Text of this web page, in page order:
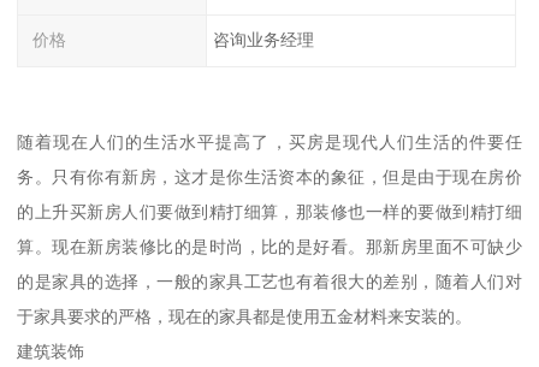
价格 咨询业务经理
随着现在人们的生活水平提高了，买房是现代人们生活的件要任
务。只有你有新房，这才是你生活资本的象征，但是由于现在房价
的上升买新房人们要做到精打细算，那装修也一样的要做到精打细
算。现在新房装修比的是时尚，比的是好看。那新房里面不可缺少
的是家具的选择，一般的家具工艺也有着很大的差别，随着人们对
于家具要求的严格，现在的家具都是使用五金材料来安装的。
建筑装饰